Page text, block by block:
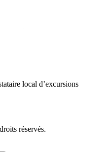
local d’excursions
réservés.